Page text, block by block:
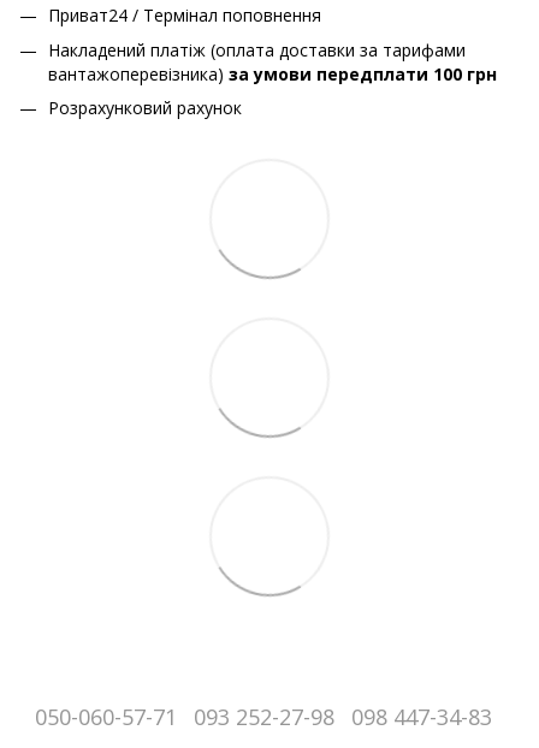
Приват24 / Термінал поповнення
Накладений платіж (оплата доставки за тарифами
вантажоперевізника) за умови передплати 100 грн
Розрахунковий рахунок
050-060-57-71 093 252-27-98
098 447-34-83